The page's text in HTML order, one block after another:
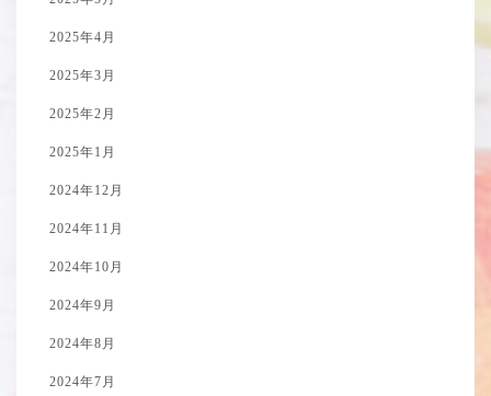
2025年4月
2025年3月
2025年2月
2025年1月
2024年12月
2024年11月
2024年10月
2024年9月
2024年8月
2024年7月